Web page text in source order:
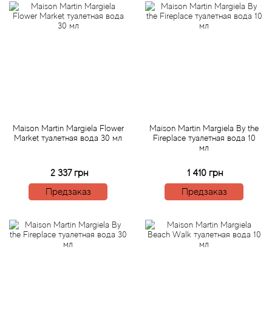
Maison Martin Margiela Flower
Market туалетная вода 30 мл
2 337 грн
Предзаказ
Maison Martin Margiela By the
Fireplace туалетная вода 10
мл
1 410 грн
Предзаказ
Andre L'Arom
Annayake
Annick Goutal
Antonia's Flowers